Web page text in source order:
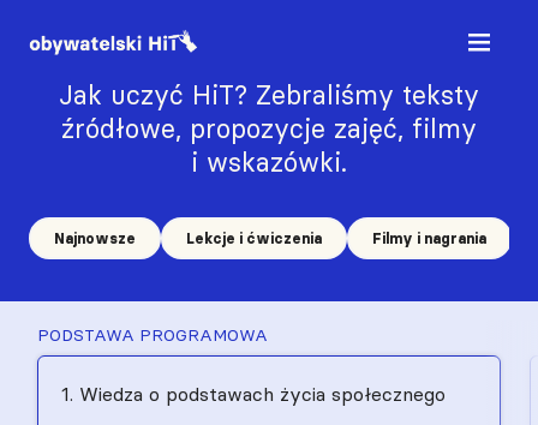
Jak uczyć HiT? Zebraliśmy teksty
źródłowe, propozycje zajęć, filmy
i wskazówki.
Najnowsze Lekcje i ćwiczenia Filmy i nagrania
PODSTAWA PROGRAMOWA
1. Wiedza o podstawach życia społecznego